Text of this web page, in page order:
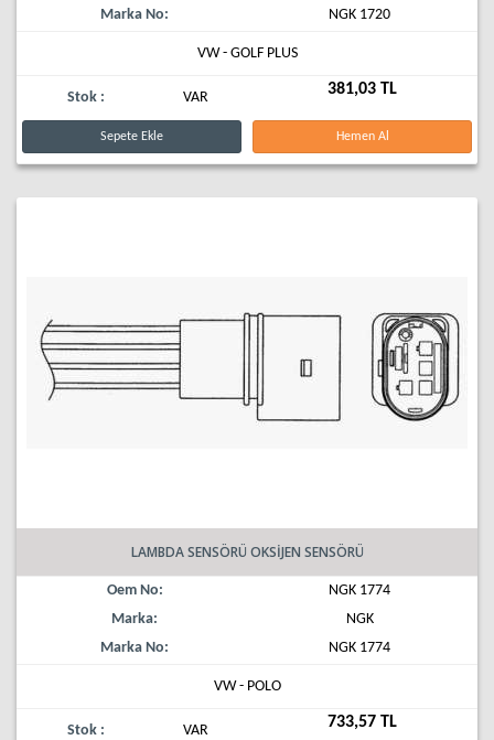
Marka No:
NGK 1720
VW - GOLF PLUS
Stok : VAR 381,03 TL
Sepete Ekle Hemen Al
LAMBDA SENSÖRÜ OKSİJEN SENSÖRÜ
Oem No:
NGK 1774
Marka:
NGK
Marka No:
NGK 1774
VW - POLO
Stok : VAR 733,57 TL